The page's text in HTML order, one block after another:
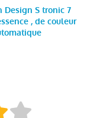
Design S tronic 7
, de couleur